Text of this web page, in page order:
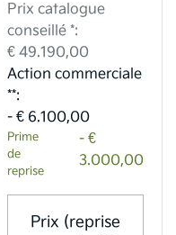
Prix catalogue
conseillé *:
€ 49.190,00
Action commerciale
**:
- € 6.100,00
Prime
de
reprise
- €
3.000,00
Prix (reprise